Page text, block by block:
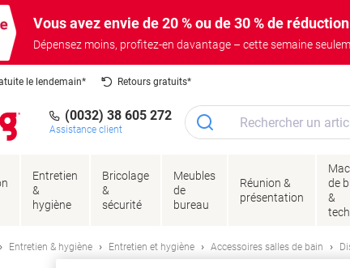
Vous avez envie de 20 % ou de 30 % de
Dépensez moins, profitez-en davantage – cette semaine
le lendemain* Retours gratuits*
(0032) 38 605 272
Assistance client
Entretien
&
hygiène
Bricolage
&
sécurité
Meubles
de
bureau
Réunion &
présentation
de
&
Entretien & hygiène Entretien et hygiène Accessoires salles de bain